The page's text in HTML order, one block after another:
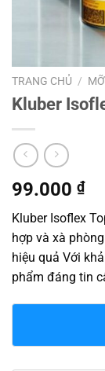
TRANG CHỦ /
Kluber
99.000 ₫
Kluber Isoflex
hợp và xà
hiệu quả Với
phẩm đáng tin